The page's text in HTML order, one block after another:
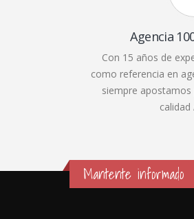
Agencia
Con 15 años de
como referencia en
siempre
calidad
Mantente informado